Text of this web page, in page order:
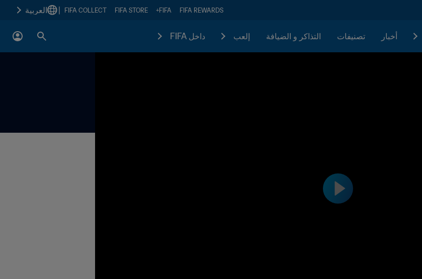
FIFA REWARDS
FIFA+
FIFA STORE
FIFA COLLECT العربية
أخبار تصنيفات التذاكر و الضيافة إلعب داخل FIFA